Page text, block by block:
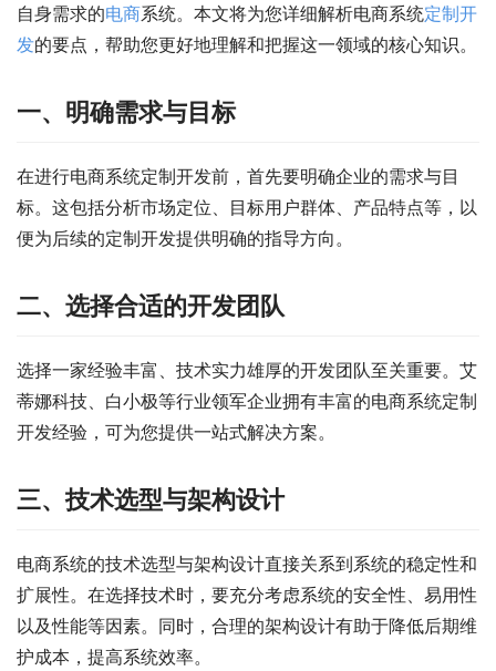
自身需求的电商系统。本文将为您详细解析电商系统定制开
发的要点，帮助您更好地理解和把握这一领域的核心知识。
一、明确需求与目标
在进行电商系统定制开发前，首先要明确企业的需求与目
标。这包括分析市场定位、目标用户群体、产品特点等，以
便为后续的定制开发提供明确的指导方向。
二、选择合适的开发团队
选择一家经验丰富、技术实力雄厚的开发团队至关重要。艾
蒂娜科技、白小极等行业领军企业拥有丰富的电商系统定制
开发经验，可为您提供一站式解决方案。
三、技术选型与架构设计
电商系统的技术选型与架构设计直接关系到系统的稳定性和
扩展性。在选择技术时，要充分考虑系统的安全性、易用性
以及性能等因素。同时，合理的架构设计有助于降低后期维
护成本，提高系统效率。